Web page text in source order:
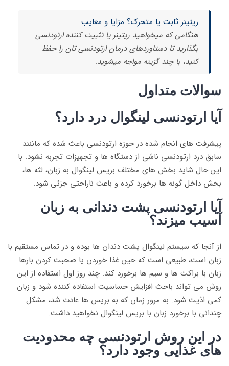
ریتینر ثابت یا متحرک؟ مزایا و معایب
هنگامی که میخواهید ریتینر یا تثبیت کننده ارتودنسی
بگذارید تا دستاوردهای درمان ارتودنسی تان را حفظ
کنید، با چند گزینه مواجه میشوید.
سوالات متداول
آیا ارتودنسی لینگوال درد دارد؟
پیشرفت های انجام شده در حوزه ارتودنسی باعث شده که ماننند
سابق درد ارتودنسی ناشی از دستگاه ها و تجهیزات تجربه نشود. با
این حال شاید بخش های مختلف بریس لینگوال به زبان، لثه ها،
بخش داخل گونه ها برخورد کرده و باعث ناراحتی جزئی شود.
آیا ارتودنسی پشت دندانی به زبان
آسیب میزند؟
از آنجا که سیستم لینگوال پشت دندان ها بوده و در تماس مستقیم با
زبان است، طبیعی است که حین غذا خوردن یا صحبت کردن بارها
زبان با براکت ها و سیم ها برخورد کند. چند روز اول استفاده از این
روش می تواند باحث افزایش حساسیت استفاده کننده شود و زبان
کمی اذیت شود. به مرور زمان که به بریس ها عادت شد، مشکل
چندانی با برخورد زبان با بریس لینگوال نخواهید داشت.
در این روش ارتودنسی چه محدودیت
های غذایی وجود دارد؟